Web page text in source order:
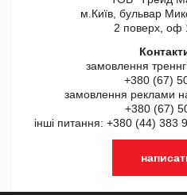
м.Київ, бульвар
2 поверх, оф
замовлення
+380 (67)
замовлення реклами
+380 (67)
інші питання: +380 (44) 383